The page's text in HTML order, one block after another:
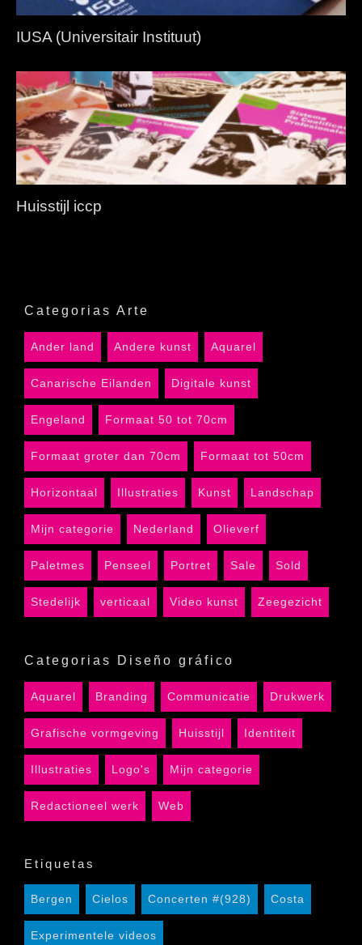
IUSA (Universitair Instituut)
Huisstijl iccp
Categorias Arte
Ander land Andere kunst Aquarel
Canarische Eilanden Digitale kunst
Engeland Formaat 50 tot 70cm
Formaat groter dan 70cm Formaat tot 50cm
Horizontaal Illustraties Kunst Landschap
Mijn categorie Nederland Olieverf
Paletmes Penseel Portret Sale Sold
Stedelijk verticaal Video kunst Zeegezicht
Categorias Diseño gráfico
Aquarel Branding Communicatie Drukwerk
Grafische vormgeving Huisstijl Identiteit
Illustraties Logo's Mijn categorie
Redactioneel werk Web
Etiquetas
Bergen Cielos Concerten #(928) Costa
Experimentele videos